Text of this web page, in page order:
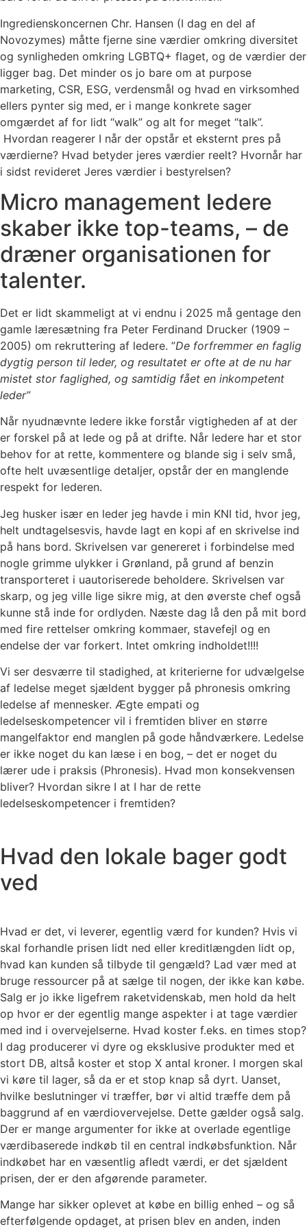
Ingredienskoncernen Chr. Hansen (I dag en del af
Novozymes) måtte fjerne sine værdier omkring diversitet
og synligheden omkring LGBTQ+ flaget, og de værdier der
ligger bag. Det minder os jo bare om at purpose
marketing, CSR, ESG, verdensmål og hvad en virksomhed
ellers pynter sig med, er i mange konkrete sager
omgærdet af for lidt “walk” og alt for meget “talk”.
Hvordan reagerer I når der opstår et eksternt pres på
værdierne? Hvad betyder jeres værdier reelt? Hvornår har
i sidst revideret Jeres værdier i bestyrelsen?
Micro management ledere
skaber ikke top-teams, – de
dræner organisationen for
talenter.
Det er lidt skammeligt at vi endnu i 2025 må gentage den
gamle læresætning fra Peter Ferdinand Drucker (1909 –
2005) om rekruttering af ledere. ”De forfremmer en faglig
dygtig person til leder, og resultatet er ofte at de nu har
mistet stor faglighed, og samtidig fået en inkompetent
leder”
Når nyudnævnte ledere ikke forstår vigtigheden af at der
er forskel på at lede og på at drifte. Når ledere har et stor
behov for at rette, kommentere og blande sig i selv små,
ofte helt uvæsentlige detaljer, opstår der en manglende
respekt for lederen.
Jeg husker især en leder jeg havde i min KNI tid, hvor jeg,
helt undtagelsesvis, havde lagt en kopi af en skrivelse ind
på hans bord. Skrivelsen var genereret i forbindelse med
nogle grimme ulykker i Grønland, på grund af benzin
transporteret i uautoriserede beholdere. Skrivelsen var
skarp, og jeg ville lige sikre mig, at den øverste chef også
kunne stå inde for ordlyden. Næste dag lå den på mit bord
med fire rettelser omkring kommaer, stavefejl og en
endelse der var forkert. Intet omkring indholdet!!!!
Vi ser desværre til stadighed, at kriterierne for udvælgelse
af ledelse meget sjældent bygger på phronesis omkring
ledelse af mennesker. Ægte empati og
ledelseskompetencer vil i fremtiden bliver en større
mangelfaktor end manglen på gode håndværkere. Ledelse
er ikke noget du kan læse i en bog, – det er noget du
lærer ude i praksis (Phronesis). Hvad mon konsekvensen
bliver? Hvordan sikre I at I har de rette
ledelseskompetencer i fremtiden?
Hvad den lokale bager godt
ved
Hvad er det, vi leverer, egentlig værd for kunden? Hvis vi
skal forhandle prisen lidt ned eller kreditlængden lidt op,
hvad kan kunden så tilbyde til gengæld? Lad vær med at
bruge ressourcer på at sælge til nogen, der ikke kan købe.
Salg er jo ikke ligefrem raketvidenskab, men hold da helt
op hvor er der egentlig mange aspekter i at tage værdier
med ind i overvejelserne. Hvad koster f.eks. en times stop?
I dag producerer vi dyre og eksklusive produkter med et
stort DB, altså koster et stop X antal kroner. I morgen skal
vi køre til lager, så da er et stop knap så dyrt. Uanset,
hvilke beslutninger vi træffer, bør vi altid træffe dem på
baggrund af en værdiovervejelse. Dette gælder også salg.
Der er mange argumenter for ikke at overlade egentlige
værdibaserede indkøb til en central indkøbsfunktion. Når
indkøbet har en væsentlig afledt værdi, er det sjældent
prisen, der er den afgørende parameter.
Mange har sikker oplevet at købe en billig enhed – og så
efterfølgende opdaget, at prisen blev en anden, inden